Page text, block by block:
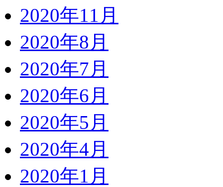
2020年11月
2020年8月
2020年7月
2020年6月
2020年5月
2020年4月
2020年1月